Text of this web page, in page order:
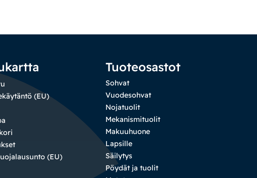
(EU)
(EU)
Tuoteosastot
Sohvat
Vuodesohvat
Nojatuolit
Mekanismituolit
Makuuhuone
Lapsille
Säilytys
Pöydät ja tuolit